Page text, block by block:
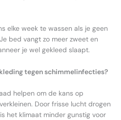
elke week te wassen als je geen
bed vangt zo meer zweet en
je wel gekleed slaapt.
tegen schimmelinfecties?
helpen om de kans op
Door frisse lucht drogen
het klimaat minder gunstig voor